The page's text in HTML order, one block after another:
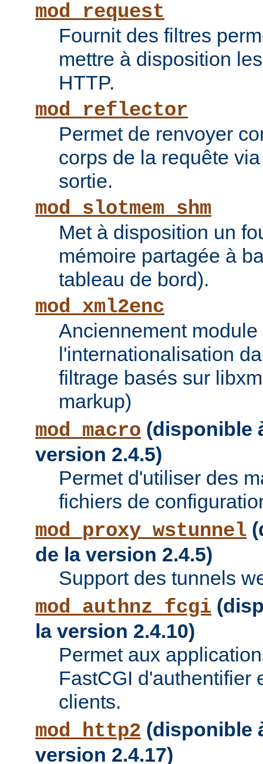
mod_request
Fournit des filtres
mettre à disposition
HTTP.
mod_reflector
Permet de renvoyer
corps de la requête
sortie.
mod_slotmem_shm
Met à disposition un
mémoire partagée à
tableau de bord).
mod_xml2enc
Anciennement
l'internationalisation
filtrage basés sur
markup)
mod_macro (disponible
version 2.4.5)
Permet d'utiliser des
fichiers de
mod_proxy_wstunnel
de la version 2.4.5)
Support des tunnels
mod_authnz_fcgi
la version 2.4.10)
Permet aux
FastCGI d'authentifier
clients.
mod_http2 (disponible
version 2.4.17)